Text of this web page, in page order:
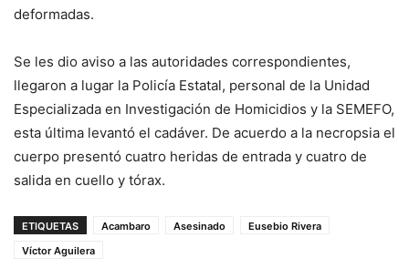
deformadas.
Se les dio aviso a las autoridades correspondientes,
llegaron a lugar la Policía Estatal, personal de la Unidad
Especializada en Investigación de Homicidios y la SEMEFO,
esta última levantó el cadáver. De acuerdo a la necropsia el
cuerpo presentó cuatro heridas de entrada y cuatro de
salida en cuello y tórax.
ETIQUETAS Acambaro Asesinado
Eusebio Rivera
Víctor Aguilera